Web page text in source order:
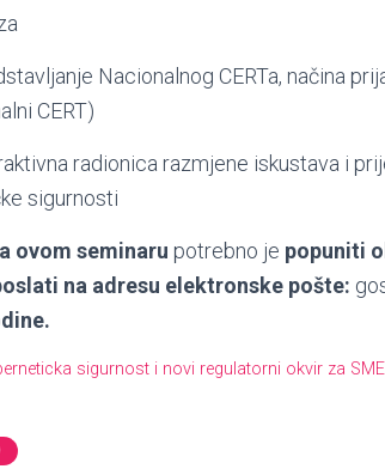
Nacionalnog CERTa, načina
CERT)
radionica razmjene iskustava i
sigurnosti
ovom seminaru potrebno je popuniti
na adresu elektronske pošte:
sigurnost i novi regulatorni okvir za